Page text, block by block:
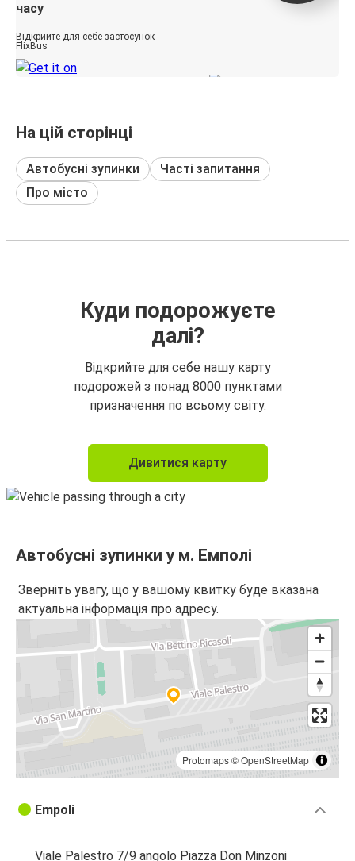
часу
Відкрийте для себе застосунок
FlixBus
На цій сторінці
Автобусні зупинки
Часті запитання
Про місто
Куди подорожуєте
далі?
Відкрийте для себе нашу карту
подорожей з понад 8000 пунктами
призначення по всьому світу.
Дивитися карту
Автобусні зупинки у м. Емполі
Зверніть увагу, що у вашому квитку буде вказана
актуальна інформація про адресу.
Protomaps©OpenStreetMap
Empoli
Viale Palestro 7/9 angolo Piazza Don Minzoni